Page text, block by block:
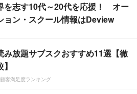
を志す10代～20代を応援！ オー
ョン・スクール情報はDeview
み放題サブスクおすすめ11選【徹
客満足度ランキング